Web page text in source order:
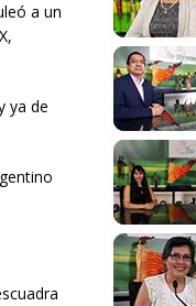
a un
ya de